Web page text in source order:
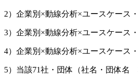
2）企業別×動線分析×ユースケー
3）企業別×動線分析×ユースケー
4）企業別×動線分析×ユースケース
5）当該71社・団体（社名・団体名